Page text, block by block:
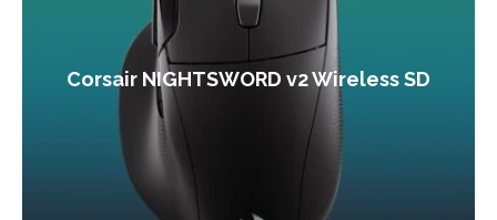
Corsair NIGHTSWORD v2 Wireless SD